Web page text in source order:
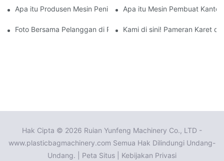
Apa itu Produsen Mesin Peniup Film Profesional: Mitra Andal
Apa itu Mesin Pembuat
Foto Bersama Pelanggan di PameranKami di sini! Pameran Karet
Hak Cipta © 2026 Ruian Yunfeng Machinery Co., LTD -
www.plasticbagmachinery.com Semua Hak Dilindungi Undang-
Undang. |
Peta Situs Kebijakan Privasi